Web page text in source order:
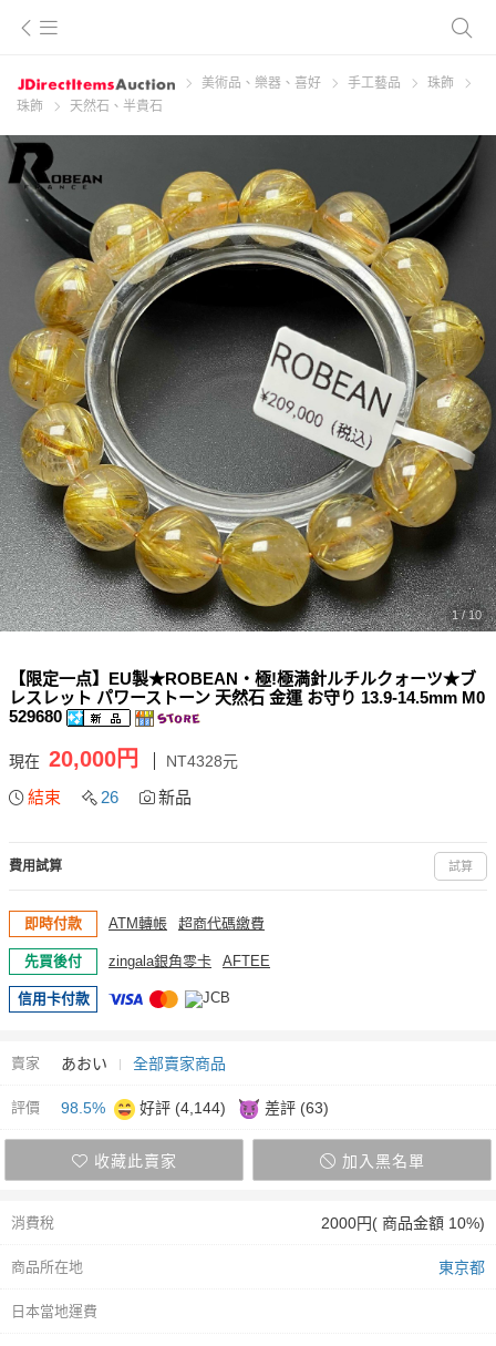
美術品、樂器、喜好 手工藝品
珠飾
珠飾
天然石、半貴石
1 / 10
【限定一点】EU製★ROBEAN・極!極満針ルチルクォーツ★ブ
レスレット パワーストーン 天然石 金運 お守り 13.9-14.5mm M0
529680
現在 20,000円 NT4328元
結束 26 新品
費用試算 試算
即時付款 ATM轉帳 超商代碼繳費
先買後付 zingala銀角零卡 AFTEE
信用卡付款
賣家 あおい 全部賣家商品
評價 98.5% 好評 (4,144) 差評 (63)
收藏此賣家 加入黑名單
消費稅 2000円( 商品金額 10%)
商品所在地 東京都
日本當地運費